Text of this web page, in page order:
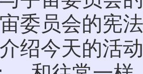
委员会的宪
绍今天的活